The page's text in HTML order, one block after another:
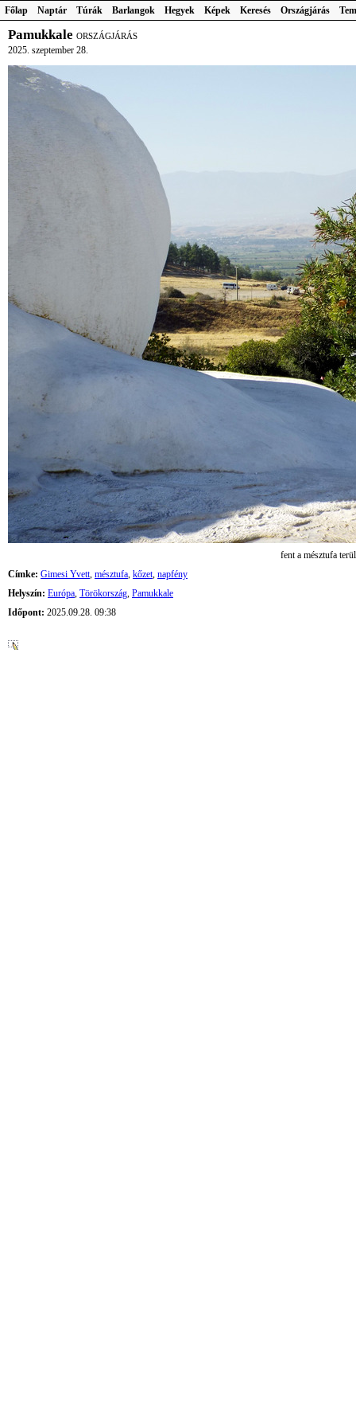
Főlap Naptár Túrák Barlangok Hegyek Képek Keresés Országjárás
Pamukkale ORSZÁGJÁRÁS
2025. szeptember 28.
fent a mésztufa
Címke: Gimesi Yvett, mésztufa, kőzet, napfény
Helyszín: Európa, Törökország, Pamukkale
Időpont: 2025.09.28. 09:38